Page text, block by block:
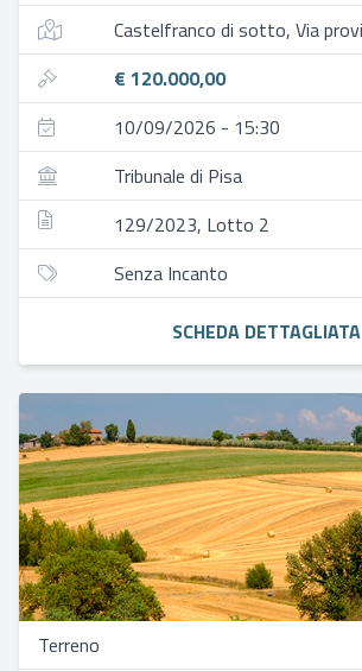
€ 120.000,00
10/09/2026 - 15:30
Tribunale di Pisa
129/2023, Lotto 2
Senza Incanto
SCHEDA DETTAGLIATA
Terreno